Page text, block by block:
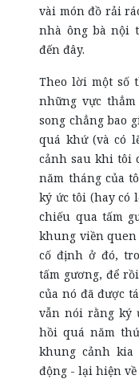
vài món đồ rải
nhà ông bà nội
đến đây.
Theo lời một số
những vực
song chẳng bao
quá khứ (và có
cảnh sau khi tôi
năm tháng của
ký ức tôi (hay có
chiếu qua tấm
khung viền quen
cố định ở đó,
tấm gương, để
của nó đã được
vẫn nói rằng ký
hồi quá năm
khung cảnh
động - lại hiện